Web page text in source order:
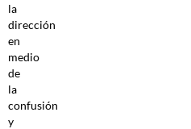
la
dirección
en
medio
de
la
confusión
y